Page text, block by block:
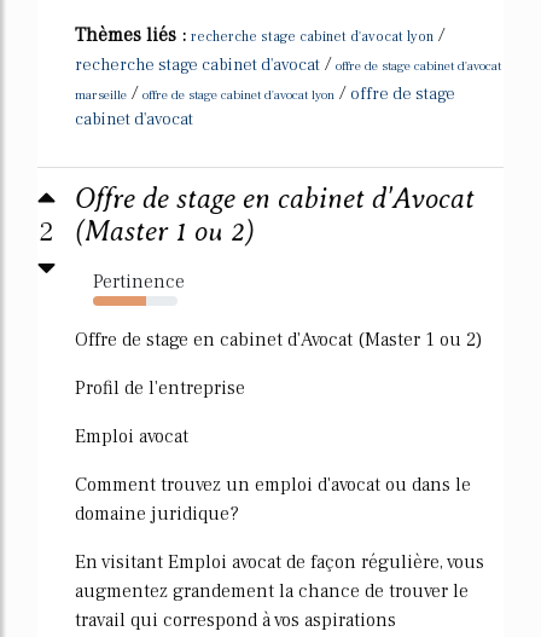
Thèmes liés : recherche stage cabinet d'avocat lyon /
recherche stage cabinet d'avocat / offre de stage cabinet d'avocat
marseille / offre de stage cabinet d'avocat lyon / offre de stage
cabinet d'avocat
2
Offre de stage en cabinet d'Avocat
(Master 1 ou 2)
Pertinence
63%
Offre de stage en cabinet d'Avocat (Master 1 ou 2)
Profil de l'entreprise
Emploi avocat
Comment trouvez un emploi d'avocat ou dans le
domaine juridique?
En visitant Emploi avocat de façon régulière, vous
augmentez grandement la chance de trouver le
travail qui correspond à vos aspirations